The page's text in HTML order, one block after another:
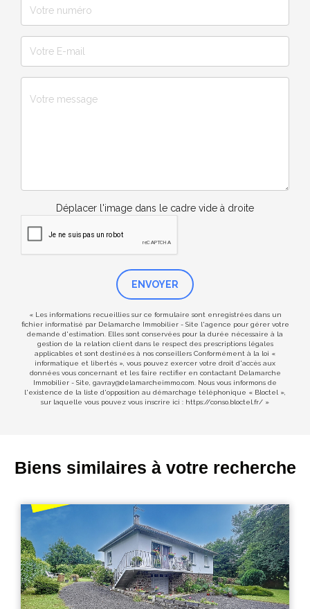
Déplacer l'image dans le cadre vide à droite
ENVOYER
« Les informations recueillies sur ce formulaire sont enregistrées dans un
fichier informatisé par Delamarche Immobilier - Site l'agence pour gérer votre
demande d'estimation. Elles sont conservées pour la durée nécessaire à la
gestion de la relation client dans le respect des prescriptions légales
applicables et sont destinées à nos conseillers Conformément à la loi «
informatique et libertés », vous pouvez exercer votre droit d'accès aux
données vous concernant et les faire rectifier en contactant Delamarche
Immobilier - Site, gavray@delamarcheimmo.com. Nous vous informons de
l'existence de la liste d'opposition au démarchage téléphonique « Bloctel »,
sur laquelle vous pouvez vous inscrire ici : https://conso.bloctel.fr/ »
Biens similaires à votre recherche